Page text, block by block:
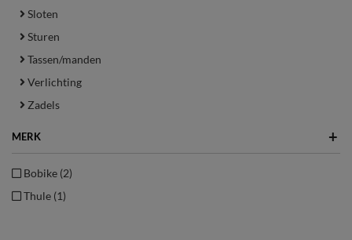
Sloten
Sturen
Tassen/manden
Verlichting
Zadels
MERK +
Bobike (2)
Thule (1)